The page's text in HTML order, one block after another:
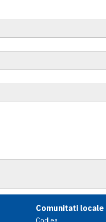
Comunitati locale